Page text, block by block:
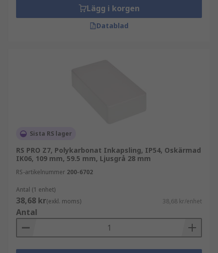
Lägg i korgen
Datablad
Sista RS lager
RS PRO Z7, Polykarbonat Inkapsling, IP54, Oskärmad
IK06, 109 mm, 59.5 mm, Ljusgrå 28 mm
RS-artikelnummer 200-6702
Antal (1 enhet)
38,68 kr(exkl. moms) 38,68 kr/enhet
Antal